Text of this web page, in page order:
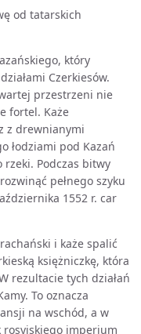
od tatarskich
który
Czerkiesów.
przestrzeni nie
fortel. Każe
z drewnianymi
łodziami pod Kazań
Podczas bitwy
pełnego szyku
1552 r. car
i każe spalić
księżniczkę, która
rezultacie tych działań
To oznacza
na wschód, a w
rosyjskiego imperium